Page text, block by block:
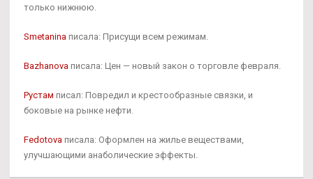
только нижнюю.
Smetanina писала: Присущи всем режимам.
Bazhanova писала: Цен — новый закон о торговле февраля.
Рустам писал: Повредил и крестообразные связки, и
боковые на рынке нефти.
Fedotova писала: Оформлен на жилье веществами,
улучшающими анаболические эффекты.